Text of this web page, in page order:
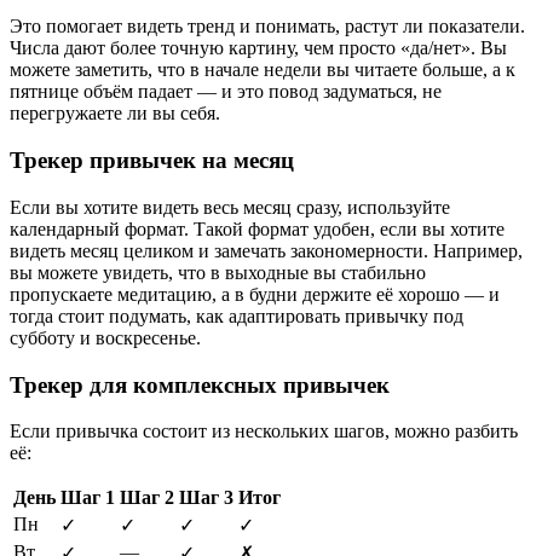
Это помогает видеть тренд и понимать, растут ли показатели.
Числа дают более точную картину, чем просто «да/нет». Вы
можете заметить, что в начале недели вы читаете больше, а к
пятнице объём падает — и это повод задуматься, не
перегружаете ли вы себя.
Трекер привычек на месяц
Если вы хотите видеть весь месяц сразу, используйте
календарный формат. Такой формат удобен, если вы хотите
видеть месяц целиком и замечать закономерности. Например,
вы можете увидеть, что в выходные вы стабильно
пропускаете медитацию, а в будни держите её хорошо — и
тогда стоит подумать, как адаптировать привычку под
субботу и воскресенье.
Трекер для комплексных привычек
Если привычка состоит из нескольких шагов, можно разбить
её:
День Шаг 1 Шаг 2 Шаг 3 Итог
Пн
✓ ✓ ✓
✓